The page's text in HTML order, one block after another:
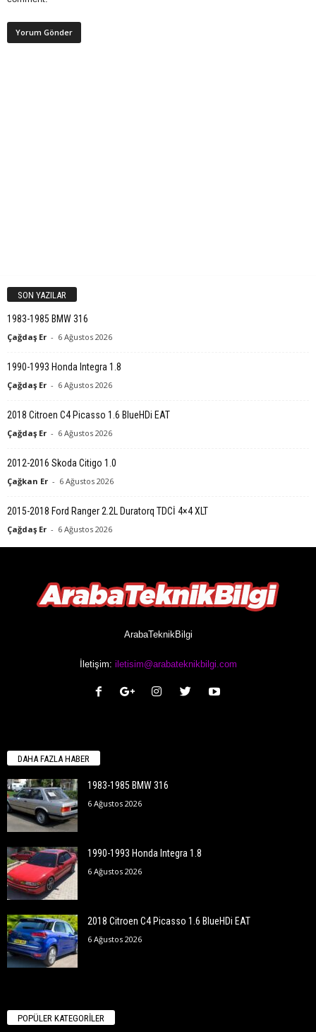
SON YAZILAR
1983-1985 BMW 316
Çağdaş Er - 6 Ağustos 2026
1990-1993 Honda Integra 1.8
Çağdaş Er - 6 Ağustos 2026
2018 Citroen C4 Picasso 1.6 BlueHDi EAT
Çağdaş Er - 6 Ağustos 2026
2012-2016 Skoda Citigo 1.0
Çağkan Er - 6 Ağustos 2026
2015-2018 Ford Ranger 2.2L Duratorq TDCİ 4×4 XLT
Çağdaş Er - 6 Ağustos 2026
ArabaTeknikBilgi
İletişim: iletisim@arabateknikbilgi.com
DAHA FAZLA HABER
1983-1985 BMW 316
6 Ağustos 2026
1990-1993 Honda Integra 1.8
6 Ağustos 2026
2018 Citroen C4 Picasso 1.6 BlueHDi EAT
6 Ağustos 2026
POPÜLER KATEGORİLER